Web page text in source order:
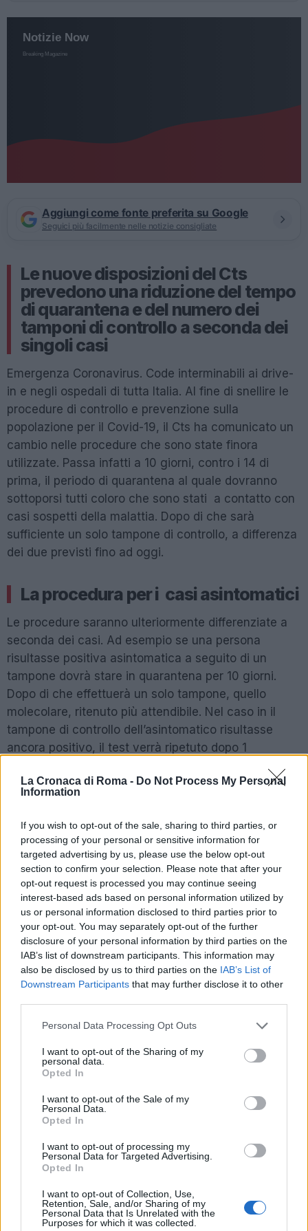
La Cronaca di Roma - Do Not Process My Personal
Information
If you wish to opt-out of the sale, sharing to third parties, or
processing of your personal or sensitive information for
targeted advertising by us, please use the below opt-out
section to confirm your selection. Please note that after your
opt-out request is processed you may continue seeing
interest-based ads based on personal information utilized by
us or personal information disclosed to third parties prior to
your opt-out. You may separately opt-out of the further
disclosure of your personal information by third parties on the
IAB’s list of downstream participants. This information may
also be disclosed by us to third parties on the IAB’s List of
Downstream Participants that may further disclose it to other
Please note that this website/app uses one or more Google
not limited to your visit or usage behaviour. You may click to
grant or deny consent to Google and its third-party tags to
use your data for below specified purposes in below Google
consent section.
Personal Data Processing Opt Outs
I want to opt-out of the Sharing of my
personal data.
Opted In
I want to opt-out of the Sale of my
Personal Data.
Opted In
I want to opt-out of processing my
Personal Data for Targeted Advertising.
Opted In
I want to opt-out of Collection, Use,
Retention, Sale, and/or Sharing of my
Personal Data that Is Unrelated with the
Purposes for which it was collected.
Aggiungi come fonte preferita su Google
Seguici più facilmente nelle notizie consigliate
Le nuove disposizioni del Cts
prevedono una riduzione del tempo
di quarantena e del numero dei
tamponi di controllo a seconda dei
singoli casi
Emergenza Coronavirus. Code interminabili ai drive-
in e negli ospedali di tutta Italia. Al fine di snellire le
procedure di controllo e prevenzione sulla
popolazione per il Covid-19, il Cts ha comunicato un
cambio nelle procedure che sono state finora
utilizzate. Passa infatti a 10 giorni, contro i 14 di
prima, il periodo di quarantena al quale dovranno
sottoporsi tutti coloro che sono stati a contatto con
casi sospetti della malattia. Dopo di che sarà
sufficiente un solo tampone di controllo, a differenza
dei due previsti fino ad oggi.
La procedura per i casi asintomatici
Le procedure saranno ulteriormente differenziate a
seconda dei casi. Ad esempio se una persona
risultasse positiva asintomatica a seguito di un
tampone dovrà stare in quarantena per 10 giorni.
Dopo di che effettuerà un solo tampone, quello
molecolare, ritenuto più attendibile. Nel caso in il
tampone di controllo dell’asintomatico risultasse
ancora positivo, il test verrà ripetuto dopo 1
comunque in ogni caso di 21 giorni: secondo il Cts
sarebbe più infettiva. Dopo le tre settimane quindi
fine dell’isolamento e nessun altra necessità di
effettuare tamponi di controllo.
Le procedure per chi presenta i sintomi del
Nel caso di un positivo con sintomi invece, sono
previsti sempre 10 giorni di quarantena, ma
attenzione: prima di poter uscire dall’isolamento
l’individuo in questione non deve più presentare
l’isolamento tornerebbe a quota 15 giorni, sempre
che negli ultimi 3 giorni ci sia assenza di sintomi.
Anche in questo caso, previsto poi un solo test finale
di verifica.
POTREBBE INTERESSARTI
Fiumicino, squalo attacca un
5 anni fa
UFFICIALE: il Lazio torna in zona